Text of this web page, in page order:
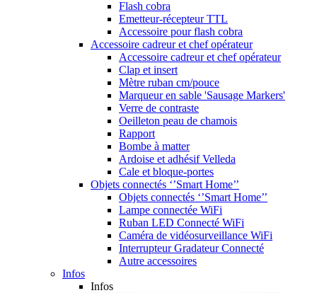
Flash cobra
Emetteur-récepteur TTL
Accessoire pour flash cobra
Accessoire cadreur et chef opérateur
Accessoire cadreur et chef opérateur
Clap et insert
Mètre ruban cm/pouce
Marqueur en sable 'Sausage Markers'
Verre de contraste
Oeilleton peau de chamois
Rapport
Bombe à matter
Ardoise et adhésif Velleda
Cale et bloque-portes
Objets connectés ‘’Smart Home’’
Objets connectés ‘’Smart Home’’
Lampe connectée WiFi
Ruban LED Connecté WiFi
Caméra de vidéosurveillance WiFi
Interrupteur Gradateur Connecté
Autre accessoires
Infos
Infos